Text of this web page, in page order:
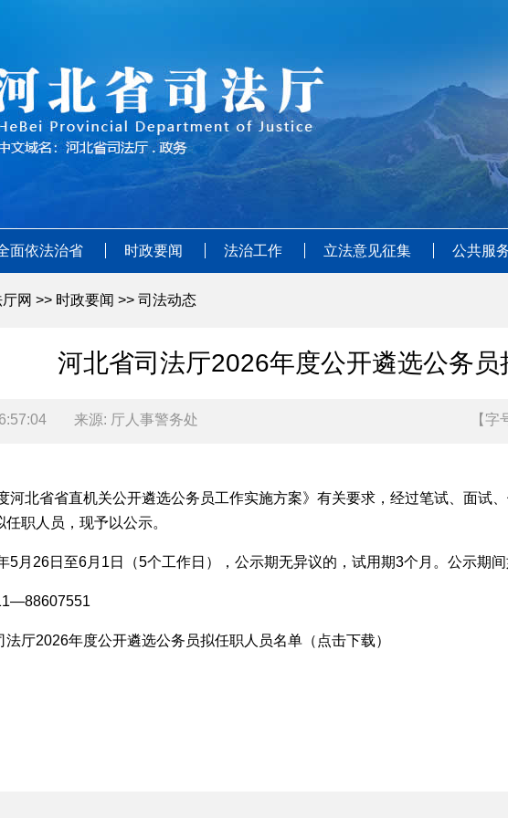
面依法治省 时政要闻 法治工作 立法意见征集 公共服
网 >> 时政要闻 >> 司法动态
河北省司法厅2026年度公开遴选公务员
来源: 厅人事警务处 【字
北省省直机关公开遴选公务员工作实施方案》有关要求，经过笔试、面试
职人员，现予以公示。
26日至6月1日（5个工作日），公示期无异议的，试用期3个月。公示期间
法厅2026年度公开遴选公务员拟任职人员名单（点击下载）